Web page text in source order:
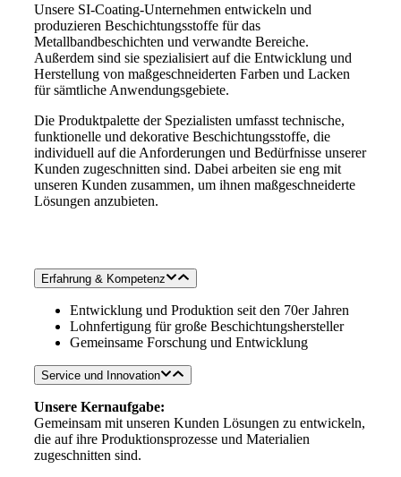
Unsere SI-Coating-Unternehmen entwickeln und
produzieren Beschichtungsstoffe für das
Metallbandbeschichten und verwandte Bereiche.
Außerdem sind sie spezialisiert auf die Entwicklung und
Herstellung von maßgeschneiderten Farben und Lacken
für sämtliche Anwendungsgebiete.
Die Produktpalette der Spezialisten umfasst technische,
funktionelle und dekorative Beschichtungsstoffe, die
individuell auf die Anforderungen und Bedürfnisse unserer
Kunden zugeschnitten sind. Dabei arbeiten sie eng mit
unseren Kunden zusammen, um ihnen maßgeschneiderte
Lösungen anzubieten.
Erfahrung & Kompetenz
Entwicklung und Produktion seit den 70er Jahren
Lohnfertigung für große Beschichtungshersteller
Gemeinsame Forschung und Entwicklung
Service und Innovation
Unsere Kernaufgabe:
Gemeinsam mit unseren Kunden Lösungen zu entwickeln,
die auf ihre Produktionsprozesse und Materialien
zugeschnitten sind.